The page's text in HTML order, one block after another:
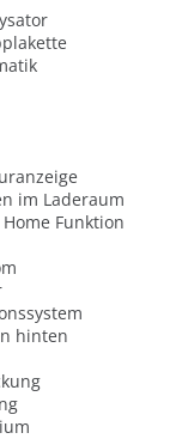
im Laderaum
Funktion
hinten